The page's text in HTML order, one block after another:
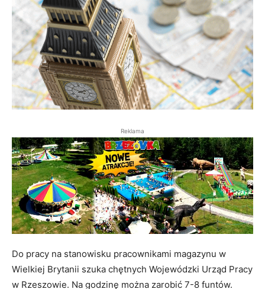
Reklama
Do pracy na stanowisku pracownikami magazynu w
Wielkiej Brytanii szuka chętnych Wojewódzki Urząd Pracy
w Rzeszowie. Na godzinę można zarobić 7-8 funtów.